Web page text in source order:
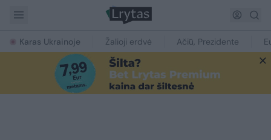
Karas Ukrainoje Žalioji erdvė Ačiū, Prezidente